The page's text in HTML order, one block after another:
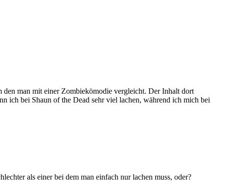
den man mit einer Zombiekömodie vergleicht. Der Inhalt dort
ich bei Shaun of the Dead sehr viel lachen, während ich mich bei
als einer bei dem man einfach nur lachen muss, oder?